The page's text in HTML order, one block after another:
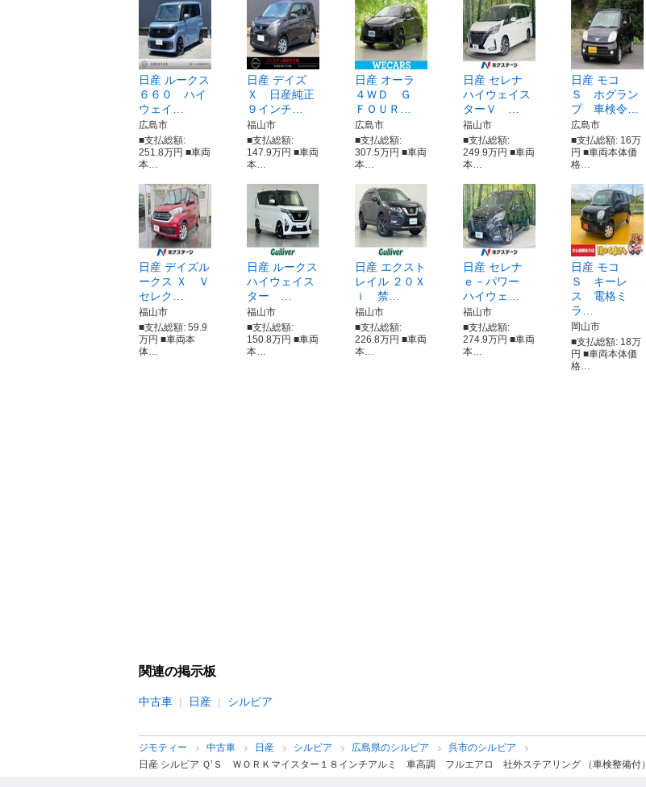
日産 ルークス
６６０ ハイ
ウェイ…
広島市
■支払総額:
251.8万円 ■車両
本…
日産 デイズ
Ｘ 日産純正
９インチ…
福山市
■支払総額:
147.9万円 ■車両
本…
日産 オーラ
４ＷＤ Ｇ
ＦＯＵＲ…
広島市
■支払総額:
307.5万円 ■車両
本…
日産 セレナ
ハイウェイス
ターＶ …
福山市
■支払総額:
249.9万円 ■車両
本…
日産 モコ
Ｓ ホグラン
プ 車検令…
広島市
■支払総額: 16万
円 ■車両本体価
格…
日産 デイズル
ークス Ｘ Ｖ
セレク…
福山市
■支払総額: 59.9
万円 ■車両本
体…
日産 ルークス
ハイウェイス
ター …
福山市
■支払総額:
150.8万円 ■車両
本…
日産 エクスト
レイル ２０Ｘ
ｉ 禁…
福山市
■支払総額:
226.8万円 ■車両
本…
日産 セレナ
ｅ－パワー
ハイウェ…
福山市
■支払総額:
274.9万円 ■車両
本…
日産 モコ
Ｓ キーレ
ス 電格ミ
ラ…
岡山市
■支払総額: 18万
円 ■車両本体価
格…
関連の掲示板
中古車 日産 シルビア
ジモティー 中古車 日産 シルビア 広島県のシルビア
呉市のシルビア
日産 シルビア Ｑ’Ｓ ＷＯＲＫマイスター１８インチアルミ 車高調 フルエアロ 社外ステアリング （車検整備付）